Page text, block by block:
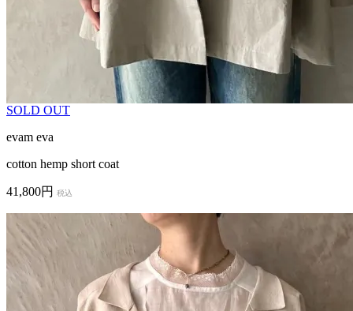
SOLD OUT
evam eva
cotton hemp short coat
41,800円 税込